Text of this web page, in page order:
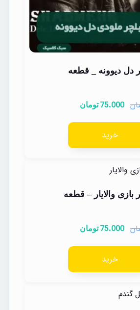
دل دیوونه _ قطعه
75.000 تومان
خرید
بازی والایار – قطعه
75.000 تومان
خرید